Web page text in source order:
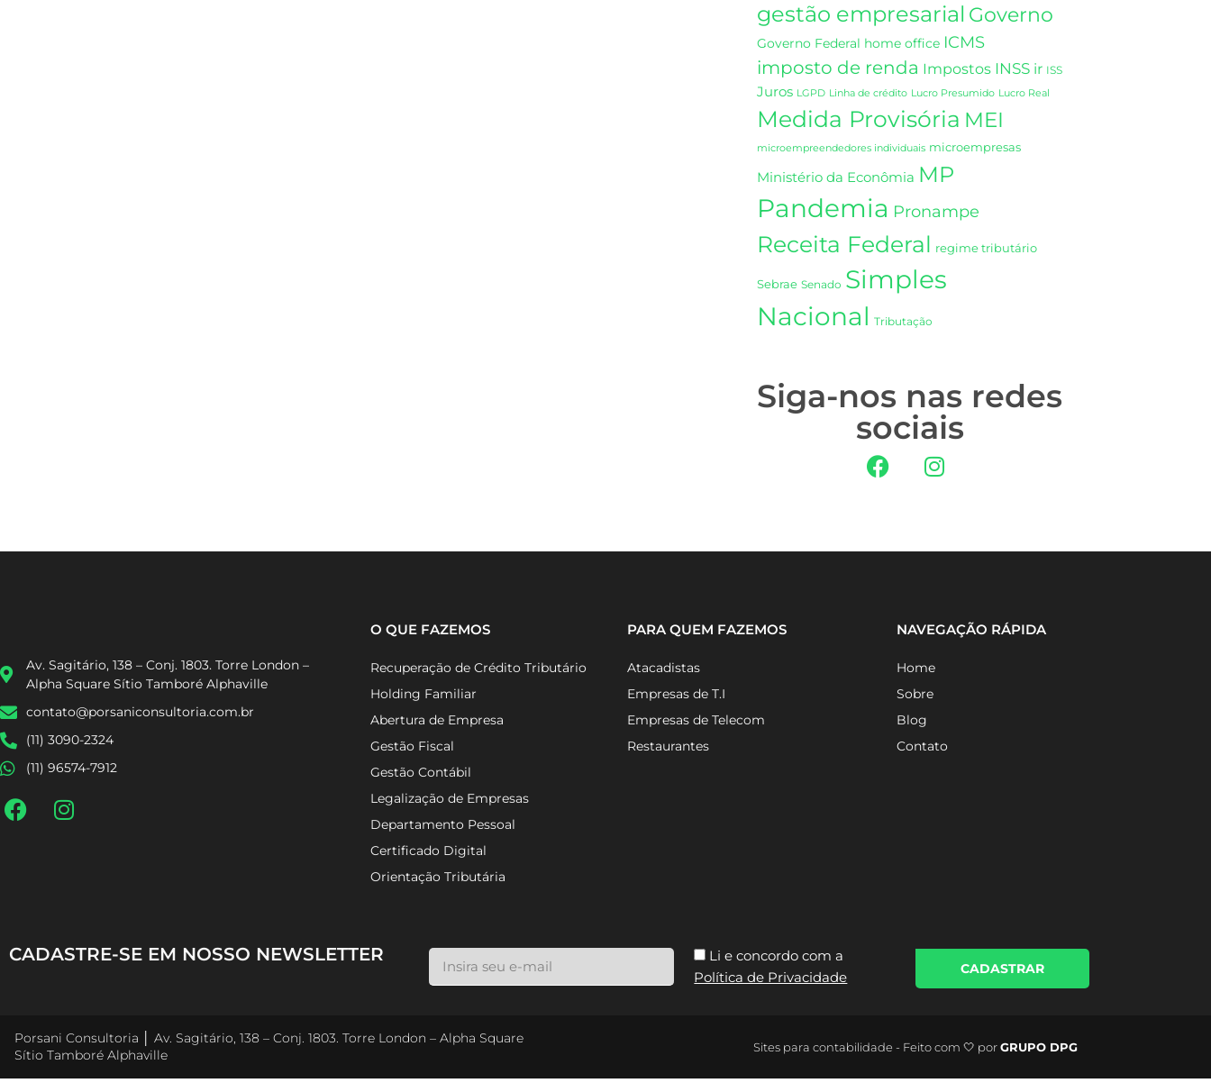
gestão empresarial Governo
Governo Federal home office ICMS
imposto de renda Impostos INSS ir ISS
Juros LGPD Linha de crédito Lucro Presumido Lucro Real
Medida Provisória MEI
microempreendedores individuais microempresas
Ministério da Econômia MP
Pandemia Pronampe
Receita Federal regime tributário
Sebrae Senado Simples
Nacional Tributação
Siga-nos nas redes
sociais
Av. Sagitário, 138 – Conj. 1803. Torre London –
Alpha Square Sítio Tamboré Alphaville
contato@porsaniconsultoria.com.br
(11) 3090-2324
(11) 96574-7912
O QUE FAZEMOS
Recuperação de Crédito Tributário
Holding Familiar
Abertura de Empresa
Gestão Fiscal
Gestão Contábil
Legalização de Empresas
Departamento Pessoal
Certificado Digital
Orientação Tributária
PARA QUEM FAZEMOS
Atacadistas
Empresas de T.I
Empresas de Telecom
Restaurantes
NAVEGAÇÃO RÁPIDA
Home
Sobre
Blog
Contato
CADASTRE-SE EM NOSSO NEWSLETTER
Li e concordo com a
Política de Privacidade
CADASTRAR
Porsani Consultoria │ Av. Sagitário, 138 – Conj. 1803. Torre London – Alpha Square
Sítio Tamboré Alphaville
Sites para contabilidade - Feito com 🤍 porGRUPO DPG